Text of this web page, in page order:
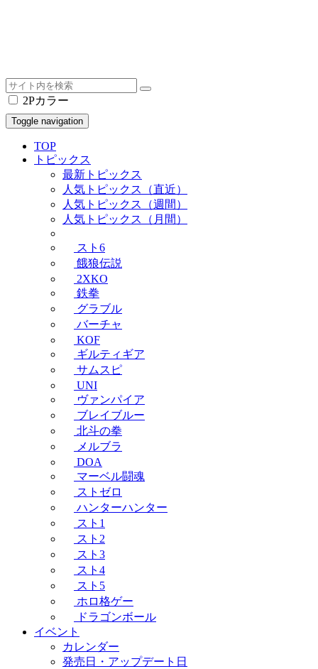
2Pカラー
Toggle navigation
TOP
トピックス
最新トピックス
人気トピックス（直近）
人気トピックス（週間）
人気トピックス（月間）
スト6
餓狼伝説
2XKO
鉄拳
グラブル
バーチャ
KOF
ギルティギア
サムスピ
UNI
ヴァンパイア
ブレイブルー
北斗の拳
メルブラ
DOA
マーベル闘魂
ストゼロ
ハンターハンター
スト1
スト2
スト3
スト4
スト5
ホロ格ゲー
ドラゴンボール
イベント
カレンダー
発売日・アップデート日